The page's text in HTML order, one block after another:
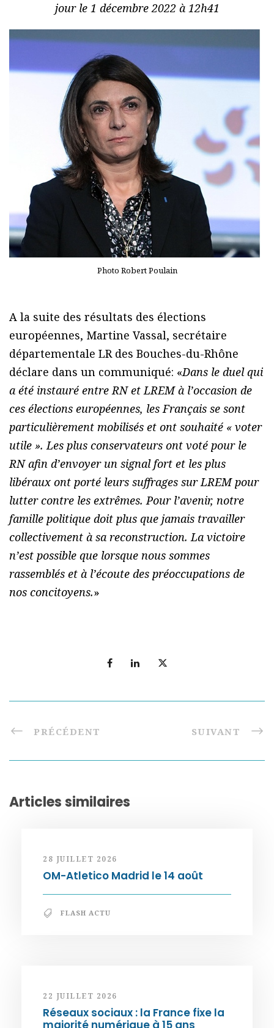
jour le 1 décembre 2022 à 12h41
Photo Robert Poulain
A la suite des résultats des élections
européennes, Martine Vassal, secrétaire
départementale LR des Bouches-du-Rhône
déclare dans un communiqué: «Dans le duel qui
a été instauré entre RN et LREM à l’occasion de
ces élections européennes, les Français se sont
particulièrement mobilisés et ont souhaité « voter
utile ». Les plus conservateurs ont voté pour le
RN afin d’envoyer un signal fort et les plus
libéraux ont porté leurs suffrages sur LREM pour
lutter contre les extrêmes. Pour l’avenir, notre
famille politique doit plus que jamais travailler
collectivement à sa reconstruction. La victoire
n’est possible que lorsque nous sommes
rassemblés et à l’écoute des préoccupations de
nos concitoyens.»
PRÉCÉDENT SUIVANT
Articles similaires
28 JUILLET 2026
OM-Atletico Madrid le 14 août
FLASH ACTU
22 JUILLET 2026
Réseaux sociaux : la France fixe la
majorité numérique à 15 ans